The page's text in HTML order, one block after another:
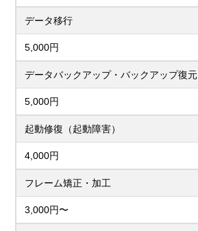
データ移行
5,000円
データバックアップ・バックアップ復元
5,000円
起動修復（起動障害）
4,000円
フレーム矯正・加工
3,000円〜